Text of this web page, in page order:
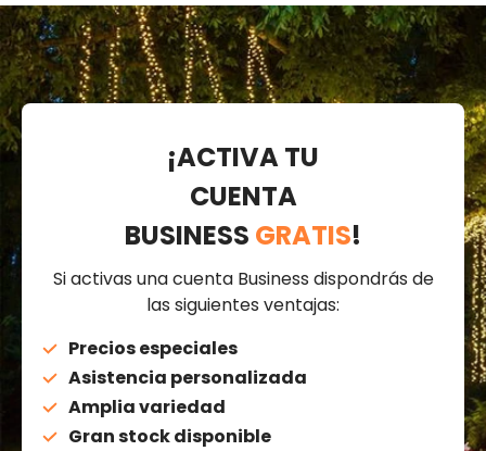
¡ACTIVA TU
CUENTA
BUSINESS GRATIS!
Si activas una cuenta Business dispondrás de
las siguientes ventajas:
Precios especiales
Asistencia personalizada
Amplia variedad
Gran stock disponible